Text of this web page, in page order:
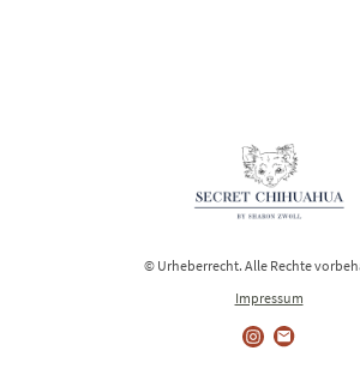
© Urheberrecht. Alle Rechte
Impressum